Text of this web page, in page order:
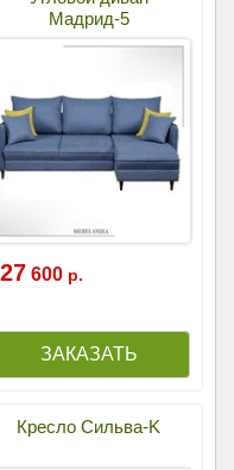
Мадрид-5
600 р.
Кресло Сильва-K